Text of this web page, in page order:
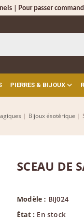
| Pour passer
PIERRES & BIJOUX
| Bijoux ésotérique |
SCEAU DE
Modèle : BIJ024
État : En stock